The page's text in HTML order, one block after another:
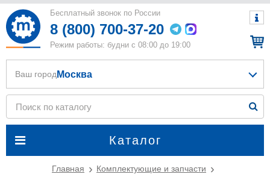
Бесплатный звонок по России
8 (800) 700-37-20
Режим работы: будни с 08:00 до 19:00
Каталог
Ваш город Москва
Главная
Комплектующие и запчасти